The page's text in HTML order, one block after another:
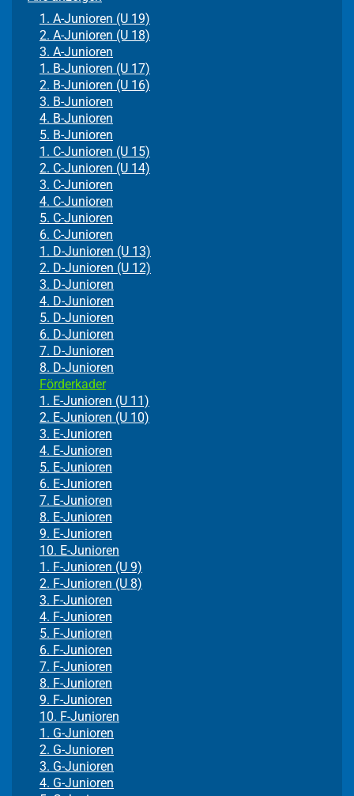
1. A-Junioren (U 19)
2. A-Junioren (U 18)
3. A-Junioren
1. B-Junioren (U 17)
2. B-Junioren (U 16)
3. B-Junioren
4. B-Junioren
5. B-Junioren
1. C-Junioren (U 15)
2. C-Junioren (U 14)
3. C-Junioren
4. C-Junioren
5. C-Junioren
6. C-Junioren
1. D-Junioren (U 13)
2. D-Junioren (U 12)
3. D-Junioren
4. D-Junioren
5. D-Junioren
6. D-Junioren
7. D-Junioren
8. D-Junioren
Förderkader
1. E-Junioren (U 11)
2. E-Junioren (U 10)
3. E-Junioren
4. E-Junioren
5. E-Junioren
6. E-Junioren
7. E-Junioren
8. E-Junioren
9. E-Junioren
10. E-Junioren
1. F-Junioren (U 9)
2. F-Junioren (U 8)
3. F-Junioren
4. F-Junioren
5. F-Junioren
6. F-Junioren
7. F-Junioren
8. F-Junioren
9. F-Junioren
10. F-Junioren
1. G-Junioren
2. G-Junioren
3. G-Junioren
4. G-Junioren